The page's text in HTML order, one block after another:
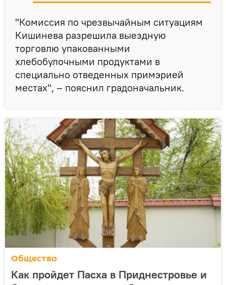
"Комиссия по чрезвычайным ситуациям
Кишинева разрешила выездную
торговлю упакованными
хлебобулочными продуктами в
специально отведенных примэрией
местах", – пояснил градоначальник.
Общество
Как пройдет Пасха в Приднестровье и